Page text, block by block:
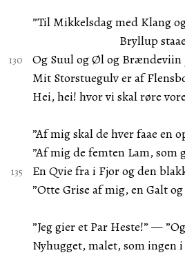
”Til Mikkelsdag med Klang
Bryllup
Og Suul og Øl og Brændeviin
Mit Storstuegulv er af
Hei, hei! hvor vi skal røre
”Af mig skal de hver faae en
”Af mig de femten Lam, som
En Qvie fra i Fjor og den
”Otte Grise af mig, en Galt og
”Jeg gier et Par Heste!” —
Nyhugget, malet, som ingen i